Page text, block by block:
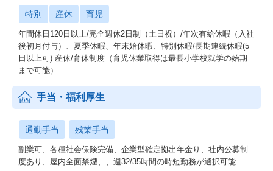
特別 産休 育児
年間休日120日以上/完全週休2日制（土日祝）/年次有給休暇（入社
後初月付与）、夏季休暇、年末始休暇、特別休暇/長期連続休暇(5
日以上可) 産休/育休制度（育児休業取得は最長小学校就学の始期
まで可能）
手当・福利厚生
通勤手当 残業手当
副業可、各種社会保険完備、企業型確定拠出年金り、社内公募制
度あり、屋内全面禁煙、、週32/35時間の時短勤務が選択可能